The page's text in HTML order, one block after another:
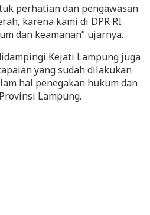
perhatian dan pengawasan
karena kami di DPR RI
dan keamanan” ujarnya.
Kejati Lampung juga
yang sudah dilakukan
hal penegakan hukum dan
Lampung.